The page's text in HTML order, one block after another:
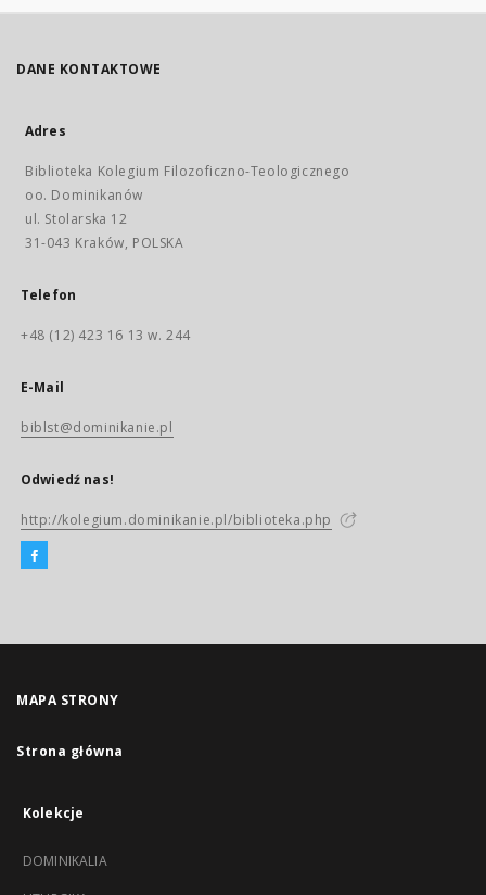
DANE KONTAKTOWE
Adres
Biblioteka Kolegium Filozoficzno-Teologicznego
oo. Dominikanów
ul. Stolarska 12
31-043 Kraków, POLSKA
Telefon
+48 (12) 423 16 13 w. 244
E-Mail
biblst@dominikanie.pl
Odwiedź nas!
http://kolegium.dominikanie.pl/biblioteka.php
MAPA STRONY
Strona główna
Kolekcje
DOMINIKALIA